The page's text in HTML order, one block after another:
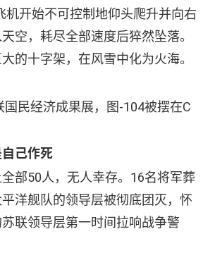
机开始不可控制地仰头爬升并向右
空，耗尽全部速度后猝然坠落。
的十字架，在风雪中化为火海。
国民经济成果展，图-104被摆在C
己作死
部50人，无人幸存。16名将军葬
洋舰队的领导层被彻底团灭，怀
联领导层第一时间拉响战争警